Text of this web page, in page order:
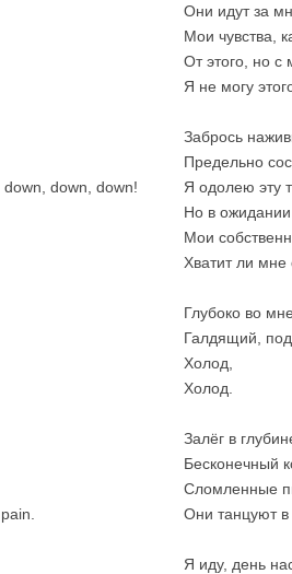
down, down!
Они идут за
Мои чувства,
От этого, но с
Я не могу
Забрось
Предельно
Я одолею эту
Но в
Мои
Хватит ли мне
Глубоко во
Галдящий,
Холод,
Холод.
Залёг в
Бесконечный
Сломленные
Они танцуют в
Я иду, день